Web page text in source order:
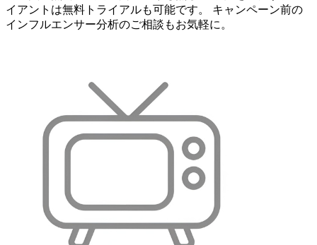
イアントは無料トライアルも可能です。 キャンペーン前の
インフルエンサー分析のご相談もお気軽に。